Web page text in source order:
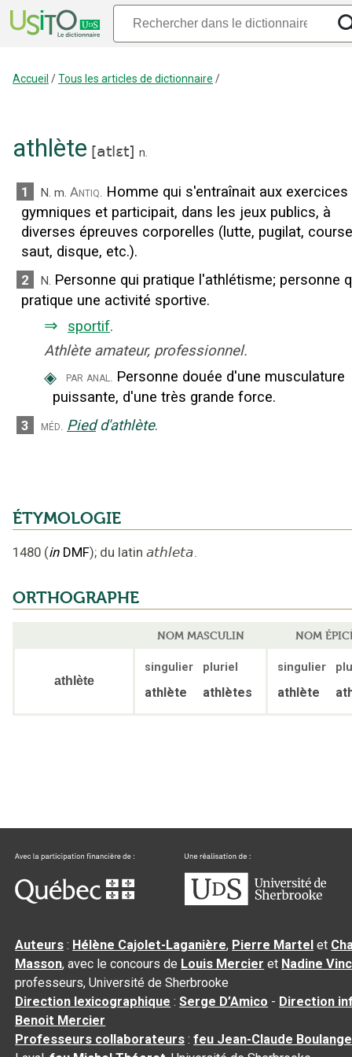
Accueil /Tous les articles de dictionnaire /
athlète [atlɛt] n.
1 N. m. Antiq. Homme qui s'entraînait aux exercices
gymniques et participait, dans les jeux publics, à
diverses épreuves corporelles (lutte, pugilat,
saut, disque, etc.).
2 N. Personne qui pratique l'athlétisme; personne
pratique une activité sportive.
⇒ sportif.
Athlète amateur, professionnel.
◈ par anal.
Personne douée d'une musculature
puissante, d'une très grande force.
3 méd. Pied d'athlète.
ÉTYMOLOGIE
1480 (in DMF); du latin athleta.
ORTHOGRAPHE
NOM MASCULIN NOM
athlète
singulier pluriel
athlète athlètes
singulier
athlète
Auteurs : Hélène Cajolet-Laganière, Pierre Martel et
Masson, avec le concours de Louis Mercier et Nadine
professeurs, Université de Sherbrooke
Direction lexicographique :Serge D’Amico - Direction
Benoit Mercier
Professeurs collaborateurs :feu Jean-Claude